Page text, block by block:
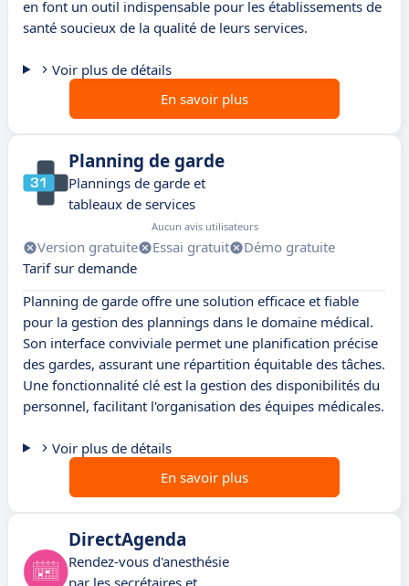
en font un outil indispensable pour les établissements de
santé soucieux de la qualité de leurs services.
Voir plus de détails
En savoir plus
Planning de garde
Plannings de garde et
tableaux de services
Aucun avis utilisateurs
Version gratuite Essai gratuit
Démo gratuite
Tarif sur demande
Planning de garde offre une solution efficace et fiable
pour la gestion des plannings dans le domaine médical.
Son interface conviviale permet une planification précise
des gardes, assurant une répartition équitable des tâches.
Une fonctionnalité clé est la gestion des disponibilités du
personnel, facilitant l'organisation des équipes médicales.
Voir plus de détails
En savoir plus
DirectAgenda
Rendez-vous d'anesthésie